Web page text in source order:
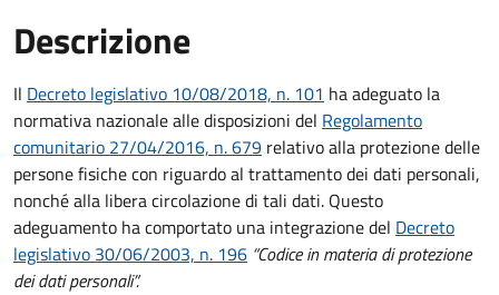
Descrizione
Il Decreto legislativo 10/08/2018, n. 101 ha adeguato la
normativa nazionale alle disposizioni del Regolamento
comunitario 27/04/2016, n. 679 relativo alla protezione delle
persone fisiche con riguardo al trattamento dei dati personali,
nonché alla libera circolazione di tali dati. Questo
adeguamento ha comportato una integrazione del Decreto
legislativo 30/06/2003, n. 196 “Codice in materia di protezione
dei dati personali”.